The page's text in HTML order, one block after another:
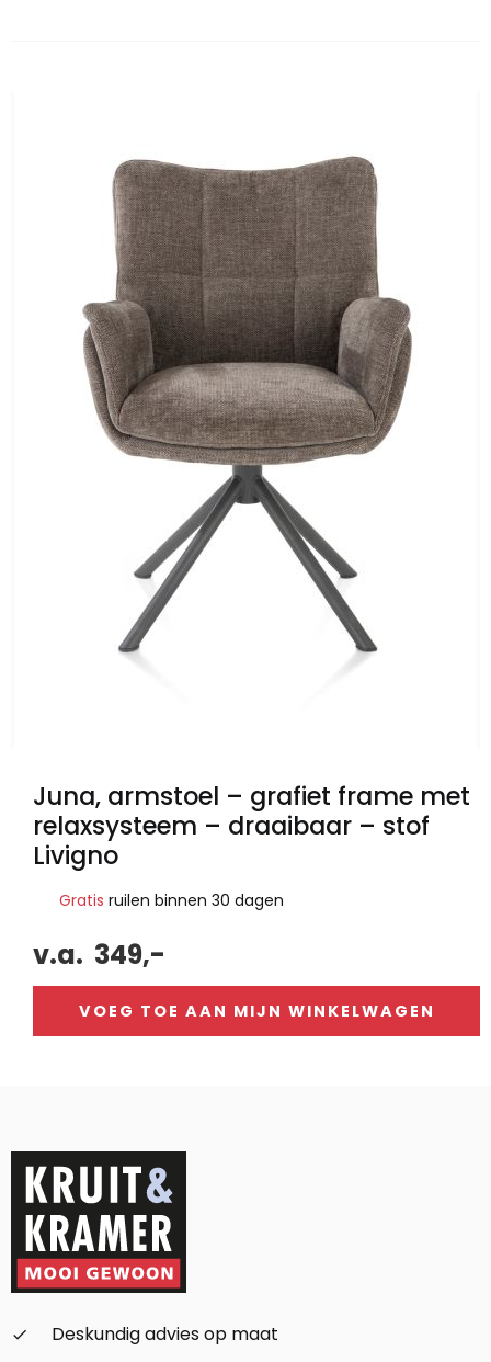
Juna, armstoel – grafiet frame met
relaxsysteem – draaibaar – stof
Livigno
Gratis ruilen binnen 30 dagen
v.a. 349,-
VOEG TOE AAN MIJN WINKELWAGEN
check_small
Deskundig advies op maat